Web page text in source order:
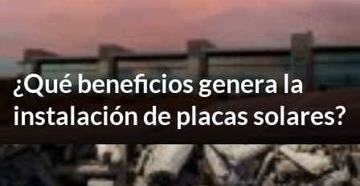
¿Qué beneficios genera la
instalación de placas solares?